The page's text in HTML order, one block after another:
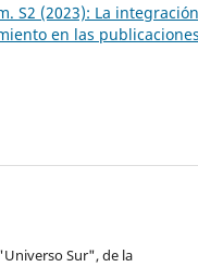
S2 (2023): La integración
en las publicaciones
Sur", de la